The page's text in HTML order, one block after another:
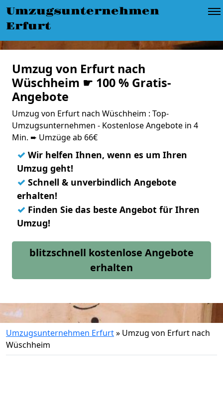
Umzugsunternehmen
Erfurt
Umzug von Erfurt nach
Wüschheim ☛ 100 % Gratis-
Angebote
Umzug von Erfurt nach Wüschheim : Top-
Umzugsunternehmen - Kostenlose Angebote in 4
Min. ➨ Umzüge ab 66€
✓ Wir helfen Ihnen, wenn es um Ihren
Umzug geht!
✓ Schnell & unverbindlich Angebote
erhalten!
✓ Finden Sie das beste Angebot für Ihren
Umzug!
blitzschnell kostenlose Angebote
erhalten
Umzugsunternehmen Erfurt» Umzug von Erfurt nach
Wüschheim